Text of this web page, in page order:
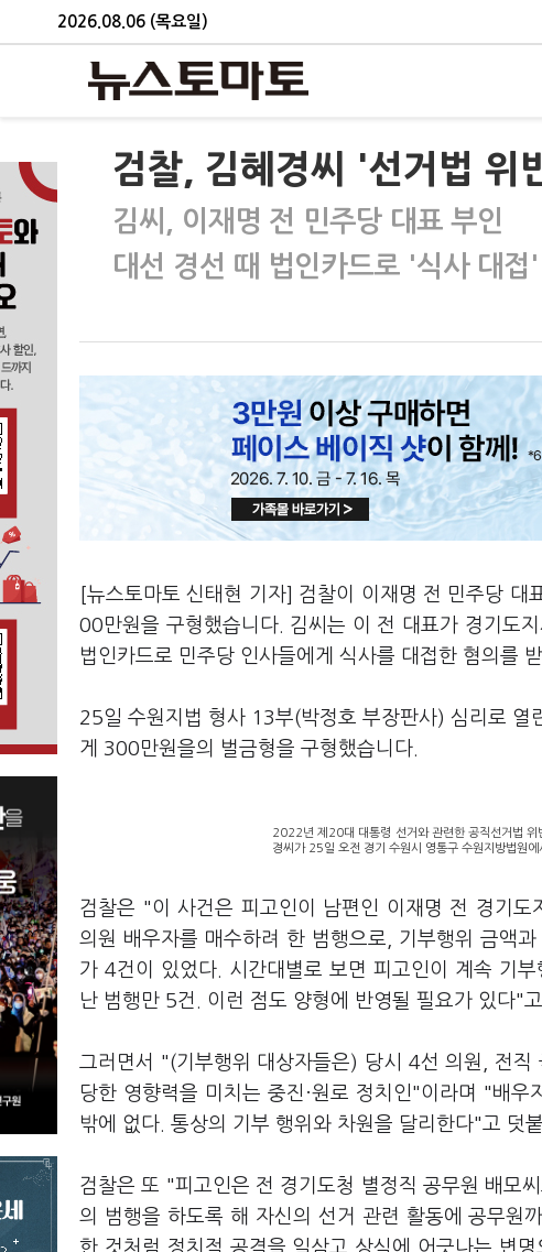
2026.08.06 (목요일)
검찰, 김혜경씨 '선거법 위
김씨, 이재명 전 민주당 대표 부인
대선 경선 때 법인카드로 '식사 대접'
[뉴스토마토 신태현 기자] 검찰이 이재명 전 민주당
00만원을 구형했습니다. 김씨는 이 전 대표가 경기도
법인카드로 민주당 인사들에게 식사를 대접한 혐의를
25일 수원지법 형사 13부(박정호 부장판사) 심리로 열
게 300만원을의 벌금형을 구형했습니다.
2022년 제20대 대통령 선거와 관련한 공직선거법 위
경씨가 25일 오전 경기 수원시 영통구 수원지방법원
검찰은 "이 사건은 피고인이 남편인 이재명 전 경기도
의원 배우자를 매수하려 한 범행으로, 기부행위 금액
가 4건이 있었다. 시간대별로 보면 피고인이 계속 기
난 범행만 5건. 이런 점도 양형에 반영될 필요가 있다"
그러면서 "(기부행위 대상자들은) 당시 4선 의원, 전직
당한 영향력을 미치는 중진·원로 정치인"이라며 "배
밖에 없다. 통상의 기부 행위와 차원을 달리한다"고 덧
검찰은 또 "피고인은 전 경기도청 별정직 공무원 배모
의 범행을 하도록 해 자신의 선거 관련 활동에 공무원
한 것처럼 정치적 공격을 일삼고 상식에 어긋나는 변